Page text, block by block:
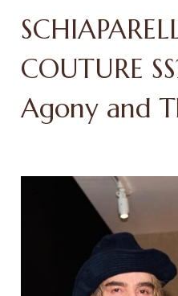
COUTURE
Agony and